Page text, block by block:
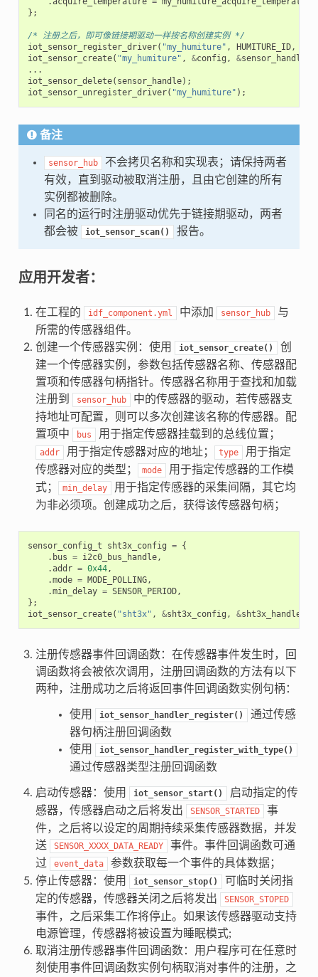
};
/* 注册之后，即可像链接期驱动一样按名称创建实例 */
iot_sensor_register_driver( "my_humiture" , HUMITURE_ID,
iot_sensor_create( "my_humiture" , &config , &sensor_handle
...
iot_sensor_delete( sensor_handle);
iot_sensor_unregister_driver( "my_humiture" );
备注
sensor_hub
不会拷贝名称和实现表；请保持两者
有效，直到驱动被取消注册，且由它创建的所有
实例都被删除。
同名的运行时注册驱动优先于链接期驱动，两者
都会被
iot_sensor_scan() 报告。
应用开发者：
在工程的 idf_component.yml 中添加 sensor_hub
与
所需的传感器组件。
创建一个传感器实例：使用
iot_sensor_create()
创
建一个传感器实例，参数包括传感器名称、传感器配
置项和传感器句柄指针。传感器名称用于查找和加载
注册到
sensor_hub
中的传感器的驱动，若传感器支
持地址可配置，则可以多次创建该名称的传感器。配
置项中
bus 用于指定传感器挂载到的总线位置；
addr 用于指定传感器对应的地址； type
用于指定
传感器对应的类型；
mode
用于指定传感器的工作模
式；
min_delay
用于指定传感器的采集间隔，其它均
为非必须项。创建成功之后，获得该传感器句柄；
sensor_config_t sht3x_config = {
. bus = i2c0_bus_handle,
.addr = 0x44,
.mode = MODE_POLLING,
.min_delay = SENSOR_PERIOD,
};
iot_sensor_create( "sht3x" , &sht3x_config , &sht3x_handle
注册传感器事件回调函数：在传感器事件发生时，回
调函数将会被依次调用，注册回调函数的方法有以下
两种，注册成功之后将返回事件回调函数实例句柄：
使用 iot_sensor_handler_register()
通过传感
器句柄注册回调函数
使用
iot_sensor_handler_register_with_type()
通过传感器类型注册回调函数
启动传感器：使用 iot_sensor_start()
启动指定的传
感器，传感器启动之后将发出
SENSOR_STARTED
事
件，之后将以设定的周期持续采集传感器数据，并发
送
SENSOR_XXXX_DATA_READY
事件。事件回调函数可通
过
event_data
参数获取每一个事件的具体数据；
停止传感器：使用
iot_sensor_stop()
可临时关闭指
定的传感器，传感器关闭之后将发出
SENSOR_STOPED
事件，之后采集工作将停止。如果该传感器驱动支持
电源管理，传感器将被设置为睡眠模式;
取消注册传感器事件回调函数：用户程序可在任意时
刻使用事件回调函数实例句柄取消对事件的注册，之